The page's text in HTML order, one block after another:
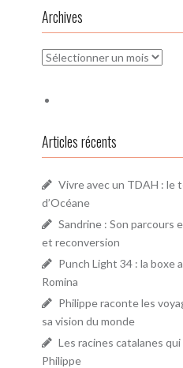
Archives
Archives
Articles récents
Vivre avec un TDAH : le
d’Océane
Sandrine : Son parcours
et reconversion
Punch Light 34 : la boxe
Romina
Philippe raconte les
sa vision du monde
Les racines catalanes
Philippe